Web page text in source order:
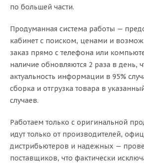
по большей части.
Продуманная система работы —
кабинет с поиском, ценами и
заказ прямо с телефона или
наличие обновляются 2 раза в день,
актуальность информации в 95%
сборка и отгрузка товара в
случаев.
Работаем только с оригинальной
идут только от производителей,
дистрибьютеров и надежных —
поставщиков, что фактически